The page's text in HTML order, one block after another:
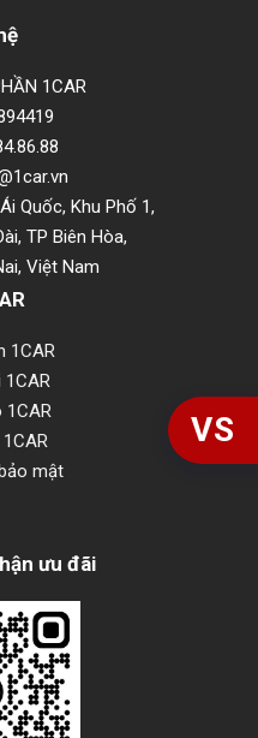
1CAR
Quốc, Khu Phố 1,
TP Biên Hòa,
Việt Nam
1CAR
1CAR
mật
ưu đãi
VS